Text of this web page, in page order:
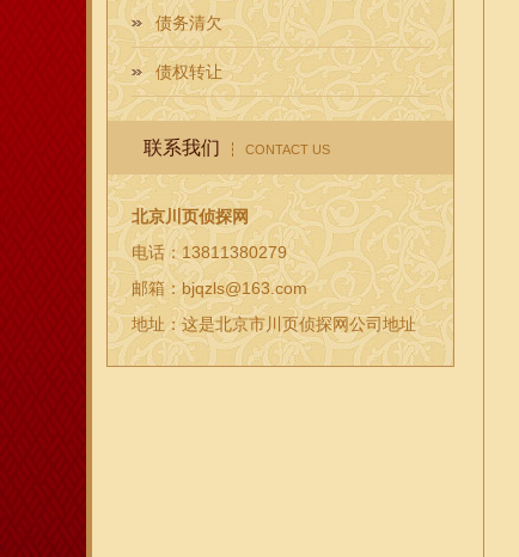
债务清欠
债权转让
联系我们 CONTACT US
北京川页侦探网
电话：13811380279
邮箱：bjqzls@163.com
地址：这是北京市川页侦探网公司地址